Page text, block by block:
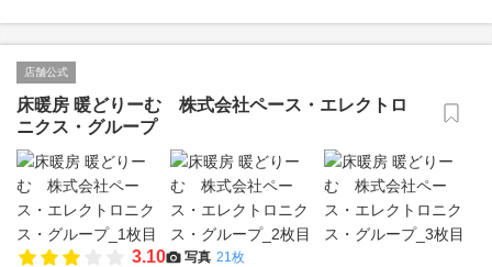
店舗公式
床暖房 暖どりーむ 株式会社ペース・エレクトロ
ニクス・グループ
3.10 写真 21枚